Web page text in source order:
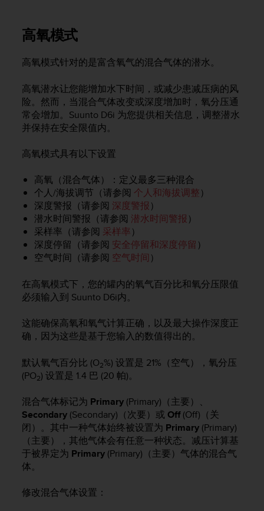
高氧模式
高氧模式针对的是富含氧气的混合气体的潜水。
高氧潜水让您能增加水下时间，或减少患减压病的风
险。然而，当混合气体改变或深度增加时，氧分压通
常会增加。 Suunto D6i 为您提供相关信息，调整潜水
并保持在安全限值内。
高氧模式具有以下设置
高氧（混合气体）：定义最多三种混合
个人/海拔调节（请参阅 个人和海拔调整）
深度警报（请参阅 深度警报）
潜水时间警报（请参阅 潜水时间警报）
采样率（请参阅 采样率 ）
深度停留（请参阅 安全停留和深度停留 ）
空气时间（请参阅 空气时间 ）
在高氧模式下，您的罐内的氧气百分比和氧分压限值
必须输入到 Suunto D6i内。
这能确保高氧和氧气计算正确，以及最大操作深度正
确，因为这些是基于您输入的数值得出的。
默认氧气百分比 (O2%) 设置是 21%（空气），氧分压
(PO2) 设置是 1.4 巴 (20 帕)。
混合气体标记为 Primary (Primary)（主要）、
Secondary (Secondary)（次要）或 Off(Off)（关
闭）。其中一种气体始终被设置为 Primary (Primary)
（主要），其他气体会有任意一种状态。减压计算基
于被界定为 Primary (Primary)（主要）气体的混合气
体。
修改混合气体设置：